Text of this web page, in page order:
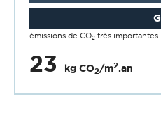
G
émissions de CO2 très importantes
23 kg CO2/m2.an